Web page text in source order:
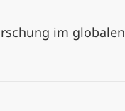
im globalen